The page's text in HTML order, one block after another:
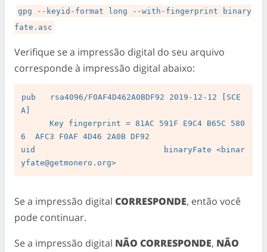
gpg --keyid-format long --with-fingerprint binary
fate.asc
Verifique se a impressão digital do seu arquivo
corresponde à impressão digital abaixo:
pub   rsa4096/F0AF4D462A0BDF92 2019-12-12 [SCE
A]
      Key fingerprint = 81AC 591F E9C4 B65C 580
6  AFC3 F0AF 4D46 2A0B DF92
uid                           binaryFate <binar
yfate@getmonero.org
Se a impressão digital CORRESPONDE, então você
pode continuar.
Se a impressão digital NÃO CORRESPONDE, NÃO